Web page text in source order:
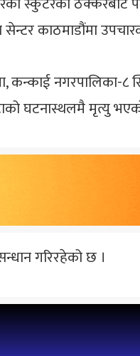
काठमाडौंमा
नगरपालिका-८
घटनास्थलमै मृत्यु
गरिरहेको छ ।